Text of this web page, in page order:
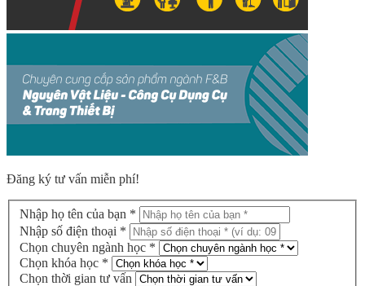
Đăng ký tư vấn miễn phí!
Nhập họ tên của bạn *
Nhập số điện thoại *
Chọn chuyên ngành học *
Chọn khóa học *
Chọn thời gian tư vấn